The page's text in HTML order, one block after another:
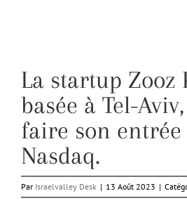
La startup Zooz
basée à Tel-
faire son
Nasdaq.
Par Israelvalley Desk | 13 Août 2023 |